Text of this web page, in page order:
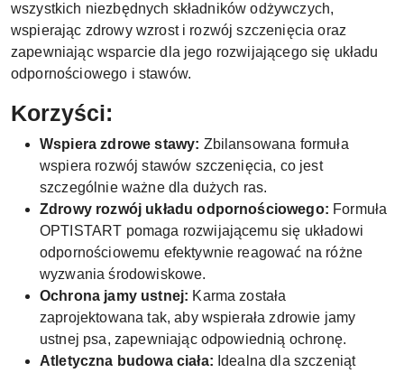
wszystkich niezbędnych składników odżywczych,
wspierając zdrowy wzrost i rozwój szczenięcia oraz
zapewniając wsparcie dla jego rozwijającego się układu
odpornościowego i stawów.
Korzyści:
Wspiera zdrowe stawy: Zbilansowana formuła
wspiera rozwój stawów szczenięcia, co jest
szczególnie ważne dla dużych ras.
Zdrowy rozwój układu odpornościowego: Formuła
OPTISTART pomaga rozwijającemu się układowi
odpornościowemu efektywnie reagować na różne
wyzwania środowiskowe.
Ochrona jamy ustnej: Karma została
zaprojektowana tak, aby wspierała zdrowie jamy
ustnej psa, zapewniając odpowiednią ochronę.
Atletyczna budowa ciała: Idealna dla szczeniąt